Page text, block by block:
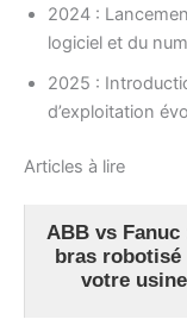
2024 :
logiciel et du
2025 :
d’exploitation
Articles à lire
ABB vs Fanuc
bras robotisé
votre